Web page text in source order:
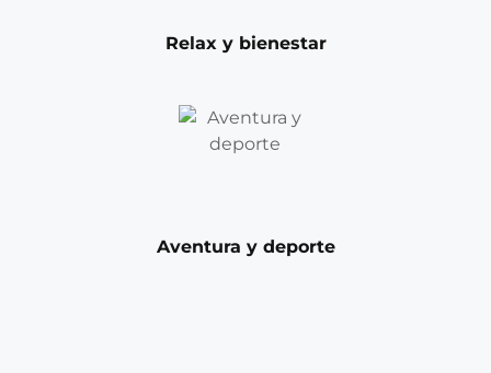
Relax y bienestar
Aventura y deporte